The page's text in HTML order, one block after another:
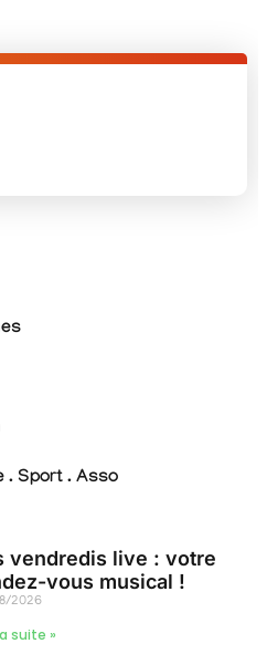
. Sport . Asso
vendredis live : votre
vous musical !
2026
suite »